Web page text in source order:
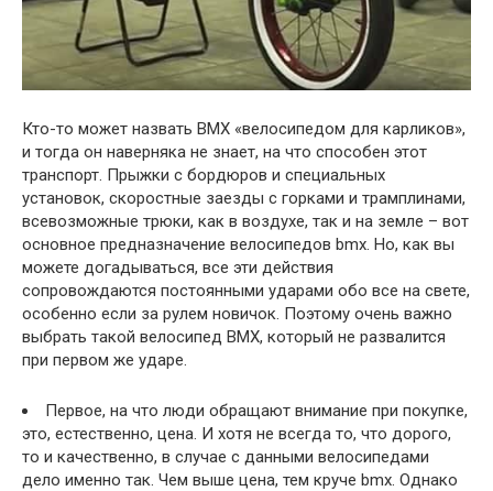
Кто-то может назвать BMX «велосипедом для карликов»,
и тогда он наверняка не знает, на что способен этот
транспорт. Прыжки с бордюров и специальных
установок, скоростные заезды с горками и трамплинами,
всевозможные трюки, как в воздухе, так и на земле – вот
основное предназначение велосипедов bmx. Но, как вы
можете догадываться, все эти действия
сопровождаются постоянными ударами обо все на свете,
особенно если за рулем новичок. Поэтому очень важно
выбрать такой велосипед BMX, который не развалится
при первом же ударе.
Первое, на что люди обращают внимание при покупке,
это, естественно, цена. И хотя не всегда то, что дорого,
то и качественно, в случае с данными велосипедами
дело именно так. Чем выше цена, тем круче bmx. Однако